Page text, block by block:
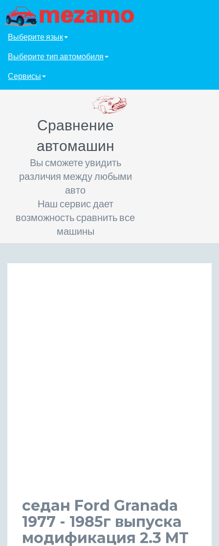
Выберите язык
Выберите тип автомобиля
Сервисы
Сравнение
автомашин
Вы сможете увидить
различия между любыми
авто
Наш сервис дает
возможность сравнить все
машины
седан Ford Granada
1977 - 1985г выпуска
модификация 2.3 MT